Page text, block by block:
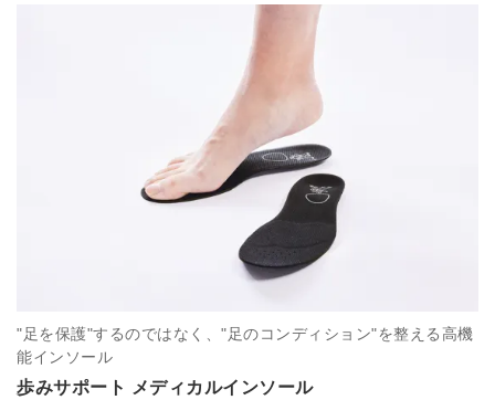
歩みサポート メディカルインソール
"足を保護"するのではなく、"足のコンディション"を整える高機
能インソール